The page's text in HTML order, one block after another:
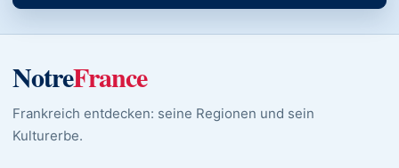
NotreFrance
Frankreich entdecken: seine Regionen und sein
Kulturerbe.